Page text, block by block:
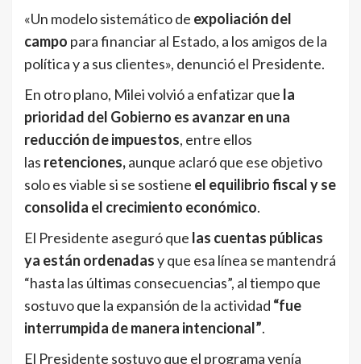
«Un modelo sistemático de expoliación del
campo para financiar al Estado, a los amigos de la
política y a sus clientes», denunció el Presidente.
En otro plano, Milei volvió a enfatizar que la
prioridad del Gobierno es avanzar en una
reducción de impuestos, entre ellos
las retenciones,aunque aclaró que ese objetivo
solo es viable si se sostiene el equilibrio fiscal y se
consolida el crecimiento económico.
El Presidente aseguró que las cuentas públicas
ya están ordenadasy que esa línea se mantendrá
“hasta las últimas consecuencias”, al tiempo que
sostuvo que la expansión de la actividad “fue
interrumpida de manera intencional”.
El Presidente sostuvo que el programa venía